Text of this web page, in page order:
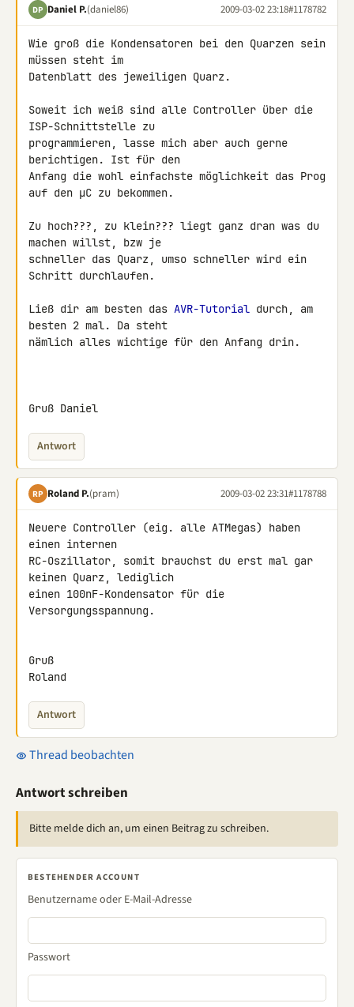
DP Daniel P.(daniel86) 2009-03-02 23:18#1178782
Wie groß die Kondensatoren bei den Quarzen sein
müssen steht im
Datenblatt des jeweiligen Quarz.
Soweit ich weiß sind alle Controller über die
ISP-Schnittstelle zu
programmieren, lasse mich aber auch gerne
berichtigen. Ist für den
Anfang die wohl einfachste möglichkeit das Prog
auf den µC zu bekommen.
Zu hoch???, zu klein??? liegt ganz dran was du
machen willst, bzw je
schneller das Quarz, umso schneller wird ein
Schritt durchlaufen.
Ließ dir am besten das AVR-Tutorial durch, am
besten 2 mal. Da steht
nämlich alles wichtige für den Anfang drin.
Gruß Daniel
Antwort
RP Roland P.(pram) 2009-03-02 23:31#1178788
Neuere Controller (eig. alle ATMegas) haben
einen internen
RC-Oszillator, somit brauchst du erst mal gar
keinen Quarz, lediglich
einen 100nF-Kondensator für die
Versorgungsspannung.
Gruß
Roland
Antwort
Thread beobachten
Antwort schreiben
Bitte melde dich an, um einen Beitrag zu schreiben.
BESTEHENDER ACCOUNT
Benutzername oder E-Mail-Adresse
Passwort